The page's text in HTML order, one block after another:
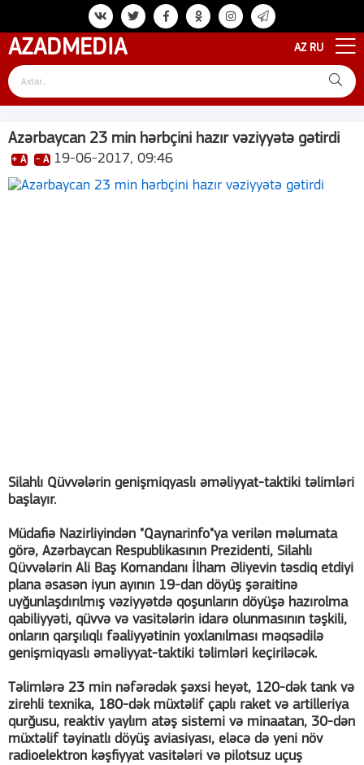
AZADMEDIA AZ RU
Azərbaycan 23 min hərbçini hazır vəziyyətə gətirdi
+ A - A 19-06-2017, 09:46
Silahlı Qüvvələrin genişmiqyaslı əməliyyat-taktiki təlimləri
başlayır.
Müdafiə Nazirliyindən "Qaynarinfo"ya verilən məlumata
görə, Azərbaycan Respublikasının Prezidenti, Silahlı
Qüvvələrin Ali Baş Komandanı İlham Əliyevin təsdiq etdiyi
plana əsasən iyun ayının 19-dan döyüş şəraitinə
uyğunlaşdırılmış vəziyyətdə qoşunların döyüşə hazırolma
qabiliyyəti, qüvvə və vasitələrin idarə olunmasının təşkili,
onların qarşılıqlı fəaliyyətinin yoxlanılması məqsədilə
genişmiqyaslı əməliyyat-taktiki təlimləri keçiriləcək.
Təlimlərə 23 min nəfərədək şəxsi heyət, 120-dək tank və
zirehli texnika, 180-dək müxtəlif çaplı raket və artilleriya
qurğusu, reaktiv yaylım atəş sistemi və minaatan, 30-dən
müxtəlif təyinatlı döyüş aviasiyası, eləcə də yeni növ
radioelektron kəşfiyyat vasitələri və pilotsuz uçuş